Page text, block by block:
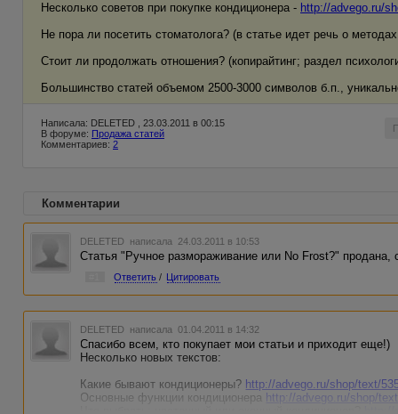
Несколько советов при покупке кондиционера - http://advego.ru/
Не пора ли посетить стоматолога? (в статье идет речь о
Стоит ли продолжать отношения? (копирайтинг; раздел
Большинство статей объемом 2500-3000 символов б.п.,
Написала: DELETED , 23.03.2011 в 00:15
В форуме: Продажа статей
Комментариев: 2
Комментарии
DELETED написала 24.03.2011 в 10:53
Статья "Ручное размораживание или No Frost?" продана,
Ответить / Цитировать
DELETED написала 01.04.2011 в 14:32
Спасибо всем, кто покупает мои статьи и приходит еще!)
Несколько новых текстов:
Какие бывают кондиционеры? http://advego.ru/shop/text/
Основные функции кондиционера http://advego.ru/shop/